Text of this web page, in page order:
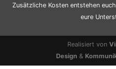
Zusätzliche Kosten entstehen
eure
Realisiert von
Design &